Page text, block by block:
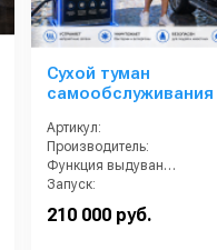
Сухой туман
Артикул:
Производитель:
Функция выдувания:
Запуск:
210 000 руб.